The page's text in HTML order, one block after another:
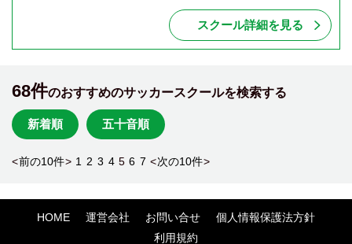
スクール詳細を見る
68件のおすすめのサッカースクールを検索する
新着順 五十音順
<前の10件> 1 2 3 4 5 6 7 <次の10件>
HOME 運営会社 お問い合せ
個人情報保護法方針
利用規約